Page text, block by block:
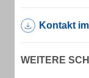
Kontakt
WEITERE